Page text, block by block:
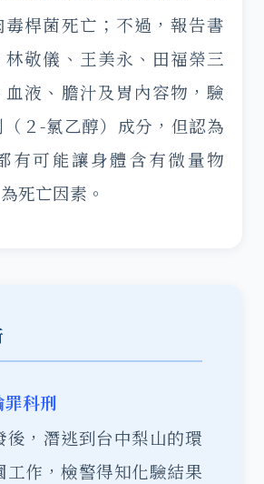
毒桿菌死亡；不過，報告書
敬儀、王美永、田福榮三
血液、膽汁及胃內容物，驗
２-氯乙醇）成分，但認為
有可能讓身體含有微量物
死亡因素。
科刑
後，潛逃到台中梨山的環
工作，檢警得知化驗結果